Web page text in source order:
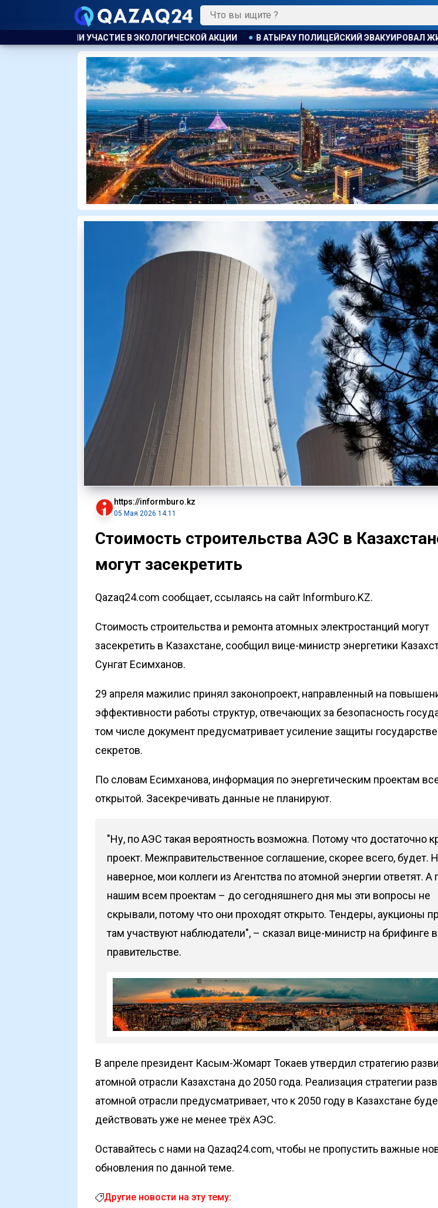
АКЦИИ В АТЫРАУ ПОЛИЦЕЙСКИЙ ЭВАКУИРОВАЛ ЖИТЕЛЕЙ ДОМА ПРИ ПОЖАРЕ
https://informburo.kz
05 Мая 2026 14:11
Стоимость строительства АЭС в
могут засекретить
Qazaq24.com сообщает, ссылаясь на сайт Informburo.KZ.
Стоимость строительства и ремонта атомных электростанций могут
засекретить в Казахстане, сообщил вице-министр энергетики
Сунгат Есимханов.
29 апреля мажилис принял законопроект, направленный на
эффективности работы структур, отвечающих за безопасность
том числе документ предусматривает усиление защиты
секретов.
По словам Есимханова, информация по энергетическим проектам
открытой. Засекречивать данные не планируют.
"Ну, по АЭС такая вероятность возможна. Потому что достаточно
проект. Межправительственное соглашение, скорее всего, будет.
наверное, мои коллеги из Агентства по атомной энергии ответят. А
нашим всем проектам – до сегодняшнего дня мы эти вопросы не
скрывали, потому что они проходят открыто. Тендеры, аукционы
там участвуют наблюдатели", – сказал вице-министр на брифинге в
правительстве.
В апреле президент Касым-Жомарт Токаев утвердил стратегию
атомной отрасли Казахстана до 2050 года. Реализация стратегии
атомной отрасли предусматривает, что к 2050 году в Казахстане
действовать уже не менее трёх АЭС.
Оставайтесь с нами на Qazaq24.com, чтобы не пропустить важные
обновления по данной теме.
Другие новости на эту тему: